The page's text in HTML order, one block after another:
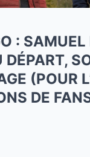
:
DÉPART,
(POUR
DE